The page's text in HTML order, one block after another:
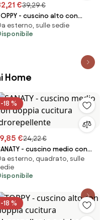
€39,29 €
- cuscino alto con
cucitura idrorepellente
esterno, sulle sedie
Home
-18 %
€24,22 €
- cuscino medio con
cucitura idrorepellente
esterno, quadrato, sulle
-18 %